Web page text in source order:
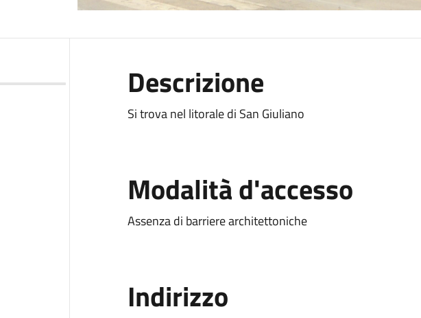
Descrizione
Si trova nel litorale di San Giuliano
Modalità d'accesso
Assenza di barriere architettoniche
Indirizzo